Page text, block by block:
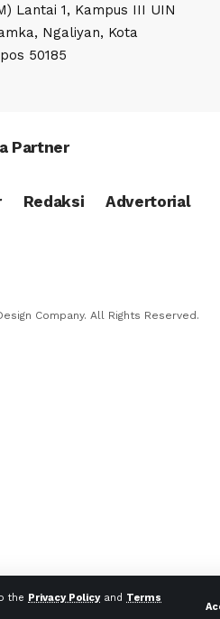
the Privacy Policyand Terms
Lantai 1, Kampus III UIN
Ngaliyan, Kota
50185
Partner
Redaksi Advertorial
Company. All Rights Reserved.